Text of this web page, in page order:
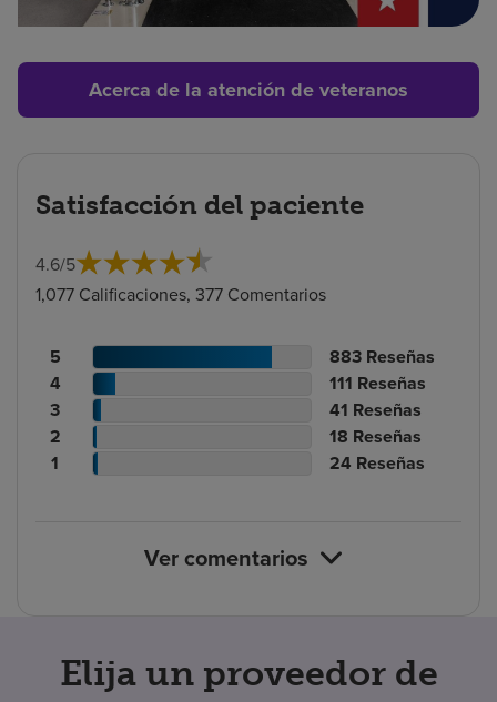
Acerca de la atención de veteranos
Satisfacción del paciente
4.6/5
1,077 Calificaciones, 377 Comentarios
Recuento
de
calificaciones
de
pacientes
5
N.º
de
reseñas
883 Reseñas
Recuento
de
calificaciones
de
4
N.º
de
reseñas
111 Reseñas
Recuento
de
calificaciones
3
N.º
de
reseñas
41 Reseñas
Recuento
de
2
N.º
de
18 Reseñas
Recuento
1
N.º
24 Reseñas
Ver comentarios
Elija un proveedor de